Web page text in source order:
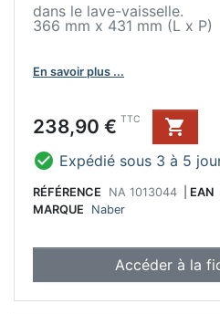
dans le lave-vaisselle.
366 mm x 431 mm (L x P)
En savoir plus ...
Prix
238,90 € TTC

 Expédié sous 3 à 5
RÉFÉRENCE NA 1013044 EAN
MARQUE
Naber
Accéder à la